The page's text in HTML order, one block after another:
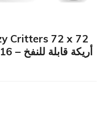
Critters 72 x 72
x 64 cm Bestway 75116 – أريكة قابلة للنفخ